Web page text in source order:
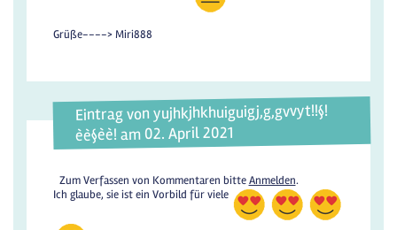
Grüße----> Miri888
Eintrag von yujhkjhkhuiguigj,g,gvvyt!!§!
èè§èè! am 02. April 2021
Zum Verfassen von Kommentaren bitteAnmelden.
Ich glaube, sie ist ein Vorbild für viele